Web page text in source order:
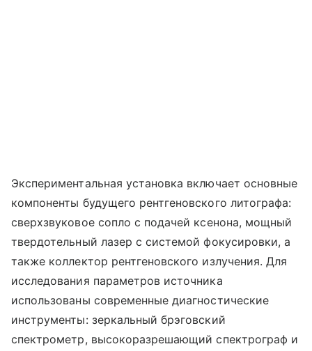
Экспериментальная установка включает основные
компоненты будущего рентгеновского литографа:
сверхзвуковое сопло c подачей ксенона, мощный
твердотельный лазер с системой фокусировки, а
также коллектор рентгеновского излучения. Для
исследования параметров источника
использованы современные диагностические
инструменты: зеркальный брэговский
спектрометр, высокоразрешающий спектрограф и